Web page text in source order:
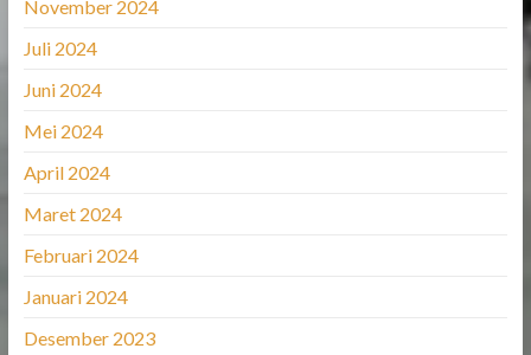
November 2024
Juli 2024
Juni 2024
Mei 2024
April 2024
Maret 2024
Februari 2024
Januari 2024
Desember 2023